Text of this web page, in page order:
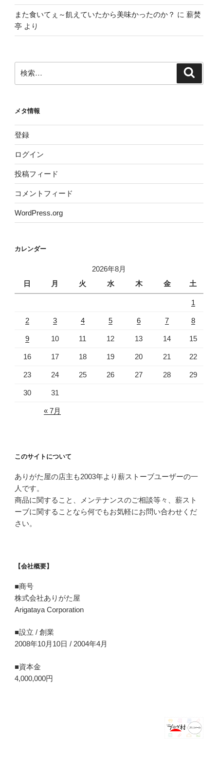
また食いてぇ～飢えていたから美味かったのか？ に 薪焚
亭 より
索:
メタ情報
登録
ログイン
投稿フィード
コメントフィード
WordPress.org
カレンダー
2026年8月
日
月 火 水 木 金 土
1
2 3 4 5 6 7 8
9 10 11 12 13 14 15
16 17 18 19 20 21 22
23 24 25 26 27 28 29
30 31
« 7月
このサイトについて
ありがた屋の店主も2003年より薪ストーブユーザーの一
人です。
商品に関すること、メンテナンスのご相談等々、薪スト
ーブに関することなら何でもお気軽にお問い合わせくだ
さい。
【会社概要】
■商号
株式会社ありがた屋
Arigataya Corporation
■設立 / 創業
2008年10月10日 / 2004年4月
■資本金
4,000,000円